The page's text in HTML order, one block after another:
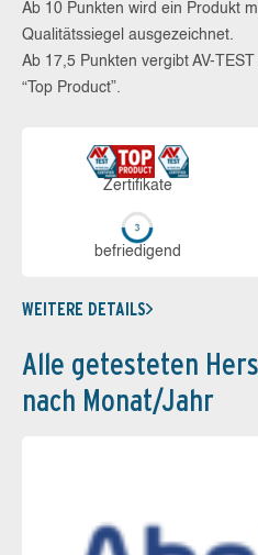
Ab 10 Punkten wird ein Produkt
Qualitätssiegel ausgezeichnet.
Ab 17,5 Punkten vergibt AV-
“Top Product”.
Zerti­fikate
be­frie­di­gend
WEITERE DETAILS
Alle getesteten
nach Monat/Jahr